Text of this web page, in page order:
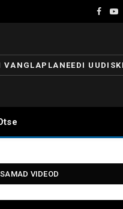
VANGLAPLANEEDI
VIDEOD